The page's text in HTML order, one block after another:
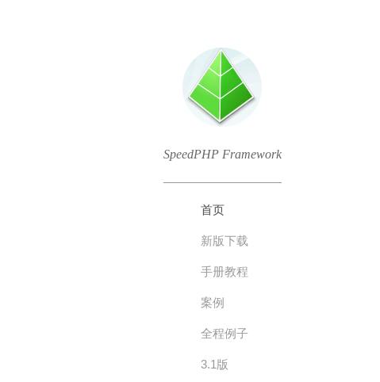
SpeedPHP Framework
首页
新版下载
手册教程
案例
全程例子
3.1版